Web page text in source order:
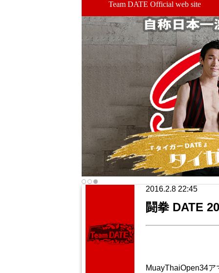
Team DATE Official web site
2016.2.8 22:45
闘拳 DATE
MuayThaiOpen34ア